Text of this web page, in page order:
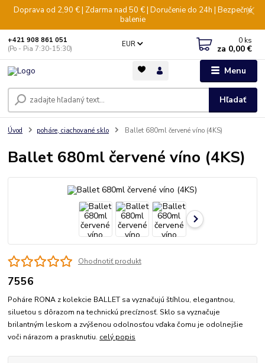
Doprava od 2,90 € | Zdarma nad 50 € | Doručenie do 24h | Bezpečné
balenie
Menu
EUR
Hľadať
+421 908 861 051
(Po - Pia 7:30-15:30)
0 ks
za 0,00 €
Úvod poháre, ciachované sklo Ballet 680ml červené víno (4KS)
Ballet 680ml červené víno (4KS)
Ohodnotiť produkt
7556
Poháre RONA z kolekcie BALLET sa vyznačujú štíhlou, elegantnou,
siluetou s dôrazom na technickú precíznosť. Sklo sa vyznačuje
brilantným leskom a zvýšenou odolnosťou vďaka čomu je odolnejšie
voči nárazom a prasknutiu. celý popis